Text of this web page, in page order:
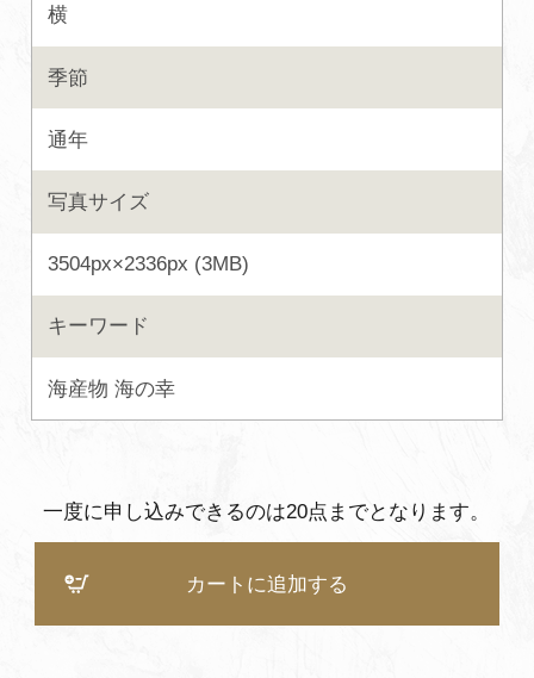
パンフレットダウンロード
よくあるご質問・お問い合わせ
プライバシーポリシー
横
季節
通年
写真サイズ
3504px×2336px (3MB)
キーワード
海産物 海の幸
一度に申し込みできるのは20点までとなります。
カートに追加する